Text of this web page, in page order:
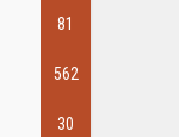
81
562
30